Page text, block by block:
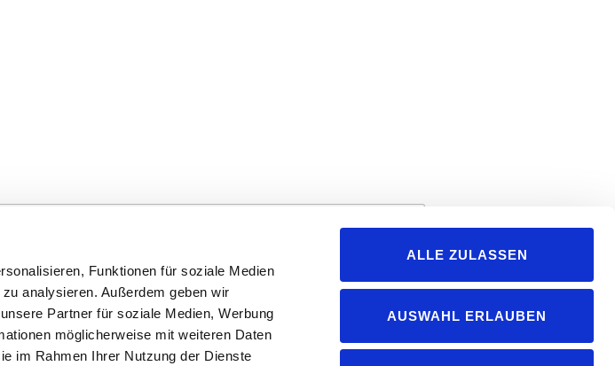
Funktionen für soziale Medien
analysieren. Außerdem geben wir
Partner für soziale Medien, Werbung
möglicherweise mit weiteren Daten
im Rahmen Ihrer Nutzung der Dienste
ALLE ZULASSEN
AUSWAHL ERLAUBEN